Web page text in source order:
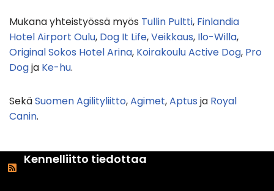
Mukana yhteistyössä myös Tullin Pultti, Finlandia
Hotel Airport Oulu, Dog It Life,Veikkaus, Ilo-Willa,
Original Sokos Hotel Arina, Koirakoulu Active Dog, Pro
Dogja Ke-hu.
SekäSuomen Agilityliitto,Agimet,Aptus ja Royal
Canin.
Kennelliitto tiedottaa